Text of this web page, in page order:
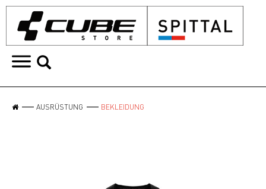
AUSRÜSTUNG BEKLEIDUNG